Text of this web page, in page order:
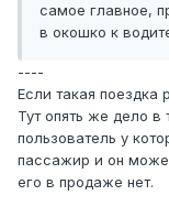
самое главное,
в окошко к
----
Если такая поездка
Тут опять же дело в
пользователь у
пассажир и он
его в продаже нет.